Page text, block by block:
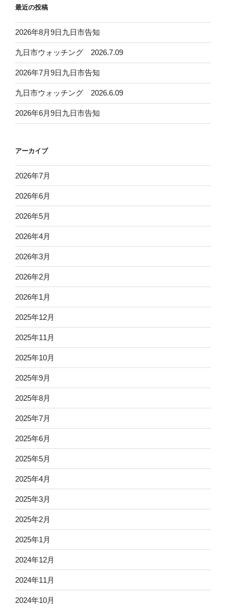
ン
最近の投稿
2026年8月9日九日市告知
九日市ウォッチング 2026.7.09
2026年7月9日九日市告知
九日市ウォッチング 2026.6.09
2026年6月9日九日市告知
アーカイブ
2026年7月
2026年6月
2026年5月
2026年4月
2026年3月
2026年2月
2026年1月
2025年12月
2025年11月
2025年10月
2025年9月
2025年8月
2025年7月
2025年6月
2025年5月
2025年4月
2025年3月
2025年2月
2025年1月
2024年12月
2024年11月
2024年10月